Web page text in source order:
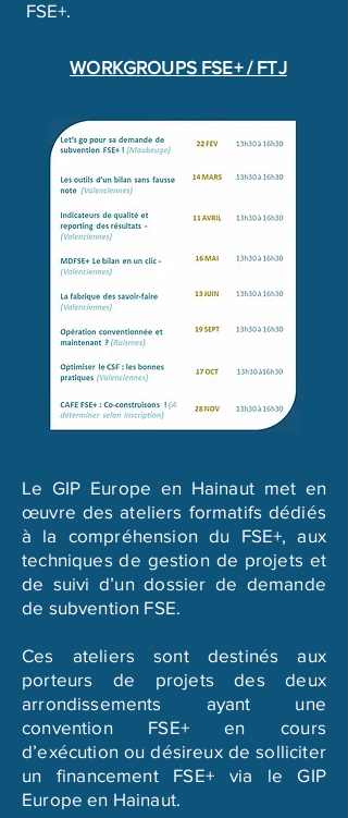
FSE+.
WORKGROUPS FSE+ / FTJ
Le GIP Europe en Hainaut met en
œuvre des ateliers formatifs dédiés
à la compréhension du FSE+, aux
techniques de gestion de projets et
de suivi d’un dossier de demande
de subvention FSE.
Ces ateliers sont destinés aux
porteurs de projets des deux
arrondissements ayant une
convention FSE+ en cours
d’exécution ou désireux de solliciter
un financement FSE+ via le GIP
Europe en Hainaut.